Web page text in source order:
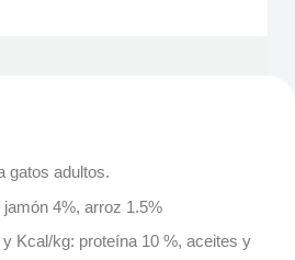
gatos adultos.
4%, arroz 1.5%
Kcal/kg: proteína 10 %, aceites y